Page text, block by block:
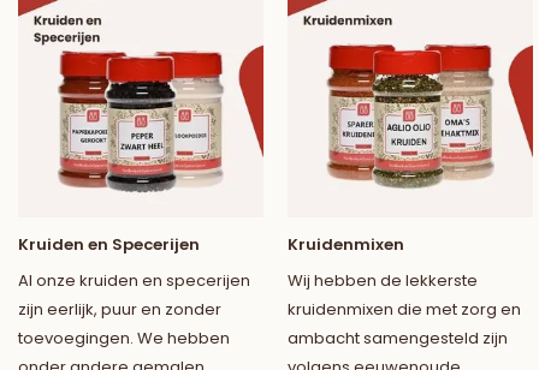
Kruiden en Specerijen
Al onze kruiden en specerijen
zijn eerlijk, puur en zonder
toevoegingen. We hebben
Kruidenmixen
Wij hebben de lekkerste
kruidenmixen die met zorg en
ambacht samengesteld zijn